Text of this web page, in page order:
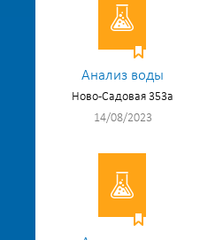
Анализ воды
Ново-Садовая 353а
14/08/2023